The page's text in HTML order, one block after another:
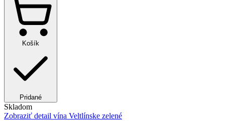
Košík
Pridané
Skladom
Zobraziť detail vína Veltlínske zelené